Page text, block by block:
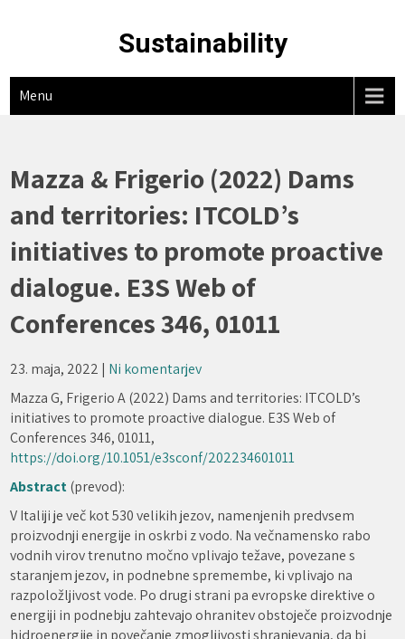
Sustainability
Menu
Mazza & Frigerio (2022) Dams
and territories: ITCOLD’s
initiatives to promote proactive
dialogue. E3S Web of
Conferences 346, 01011
23. maja, 2022 | Ni komentarjev
Mazza G, Frigerio A (2022) Dams and territories: ITCOLD’s
initiatives to promote proactive dialogue. E3S Web of
Conferences 346, 01011,
https://doi.org/10.1051/e3sconf/202234601011
Abstract(prevod):
V Italiji je več kot 530 velikih jezov, namenjenih predvsem
proizvodnji energije in oskrbi z vodo. Na večnamensko rabo
vodnih virov trenutno močno vplivajo težave, povezane s
staranjem jezov, in podnebne spremembe, ki vplivajo na
razpoložljivost vode. Po drugi strani pa evropske direktive o
energiji in podnebju zahtevajo ohranitev obstoječe proizvodnje
hidroenergije in povečanje zmogljivosti shranjevanja, da bi